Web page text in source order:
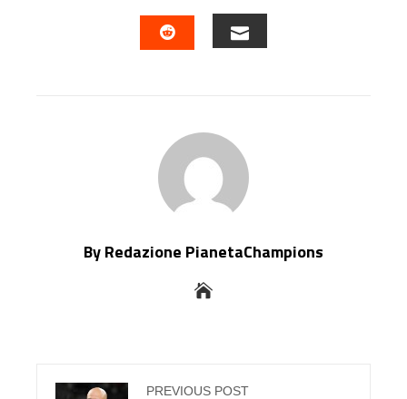
FACEBOOKTWITTERLINKEDIN
By Redazione PianetaChampions
PREVIOUS POST